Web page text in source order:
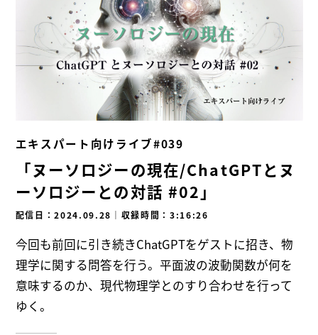
エキスパート向けライブ#039
「ヌーソロジーの現在/ChatGPTとヌ
ーソロジーとの対話 #02」
配信日：2024.09.28 ｜ 収録時間：3:16:26
今回も前回に引き続きChatGPTをゲストに招き、物
理学に関する問答を行う。平面波の波動関数が何を
意味するのか、現代物理学とのすり合わせを行って
ゆく。